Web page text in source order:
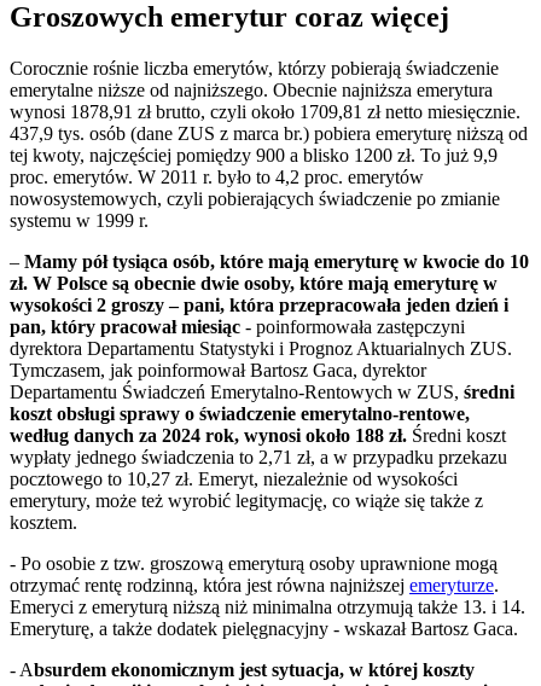
Groszowych emerytur coraz więcej
Corocznie rośnie liczba emerytów, którzy pobierają świadczenie
emerytalne niższe od najniższego. Obecnie najniższa emerytura
wynosi 1878,91 zł brutto, czyli około 1709,81 zł netto miesięcznie.
437,9 tys. osób (dane ZUS z marca br.) pobiera emeryturę niższą od
tej kwoty, najczęściej pomiędzy 900 a blisko 1200 zł. To już 9,9
proc. emerytów. W 2011 r. było to 4,2 proc. emerytów
nowosystemowych, czyli pobierających świadczenie po zmianie
systemu w 1999 r.
– Mamy pół tysiąca osób, które mają emeryturę w kwocie do 10
zł. W Polsce są obecnie dwie osoby, które mają emeryturę w
wysokości 2 groszy – pani, która przepracowała jeden dzień i
pan, który pracował miesiąc - poinformowała zastępczyni
dyrektora Departamentu Statystyki i Prognoz Aktuarialnych ZUS.
Tymczasem, jak poinformował Bartosz Gaca, dyrektor
Departamentu Świadczeń Emerytalno-Rentowych w ZUS, średni
koszt obsługi sprawy o świadczenie emerytalno-rentowe,
według danych za 2024 rok, wynosi około 188 zł. Średni koszt
wypłaty jednego świadczenia to 2,71 zł, a w przypadku przekazu
pocztowego to 10,27 zł. Emeryt, niezależnie od wysokości
emerytury, może też wyrobić legitymację, co wiąże się także z
kosztem.
- Po osobie z tzw. groszową emeryturą osoby uprawnione mogą
otrzymać rentę rodzinną, która jest równa najniższej emeryturze.
Emeryci z emeryturą niższą niż minimalna otrzymują także 13. i 14.
Emeryturę, a także dodatek pielęgnacyjny - wskazał Bartosz Gaca.
- Absurdem ekonomicznym jest sytuacja, w której koszty